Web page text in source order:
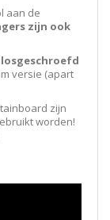
aan de
zijn ook
losgeschroefd
versie (apart
zijn
worden!